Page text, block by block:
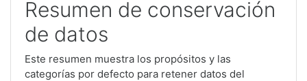
Resumen de conservación
de datos
Este resumen muestra los propósitos y las
categorías por defecto para retener datos del